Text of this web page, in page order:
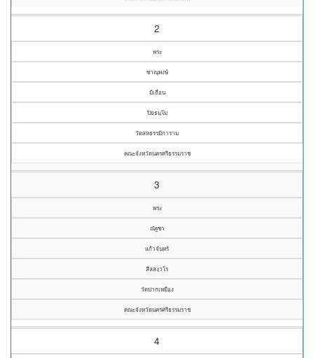
2
พระ
ชาณุพงษ์
มีเถื่อน
ปิยธมฺโม
วัดสหธรรมิการาม
คณะจังหวัดนครศรีธรรมราช
3
พระ
ณัฐชา
แก้วจันทร์
สีลสงฺวโร
วัดปากเหมือง
คณะจังหวัดนครศรีธรรมราช
4